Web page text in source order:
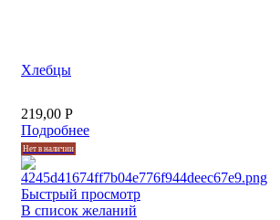
Хлебцы
219,00 Р
Подробнее
Нет в наличии
Быстрый просмотр
В список желаний